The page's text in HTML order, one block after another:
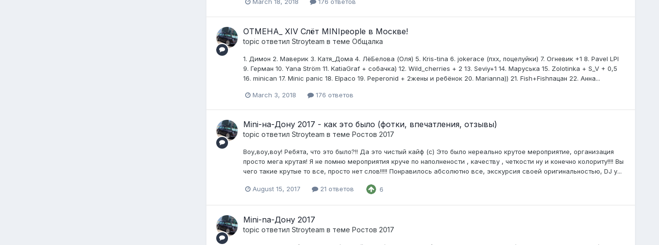
March 18, 2018 176 ответов
ОТМЕНА_ XIV Слёт MINIpeople в Москве!
topic ответил Stroyteam в теме Общалка
1. Димон 2. Маверик 3. Катя_Дома 4. ЛёБелова (Оля) 5. Кris-tina 6. jokerace (пхх, поцелуйки) 7. Огневик +1 8. Pavel LPI
9. Герман 10. Yana Ström 11. KatiaGraf + собачка) 12. Wild_cherries + 2 13. Seviy+1 14. Маруська 15. Zolotinka + S_V + 0,5
16. minican 17. Minic panic 18. Elpaco 19. Peperonid + 2жены и ребёнок 20. Marianna)) 21. Fish+Fishпацан 22. Анна...
March 3, 2018 176 ответов
Mini-на-Дону 2017 - как это было (фотки, впечатления, отзывы)
topic ответил Stroyteam в теме Ростов 2017
Воу,воу,воу! Ребята, что это было?!! Да это чистый кайф (с) Это было нереально крутое мероприятие, организация
просто мега крутая! Я не помню мероприятия круче по наполнености , качеству , четкости ну и конечно колориту!!!! Вы
чего такие крутые то все, просто нет слов!!!!! Понравилось абсолютно все, экскурсия своей оригинальностью, DJ у...
August 15, 2017 21 ответов 6
Mini-na-Дону 2017
topic ответил Stroyteam в теме Ростов 2017